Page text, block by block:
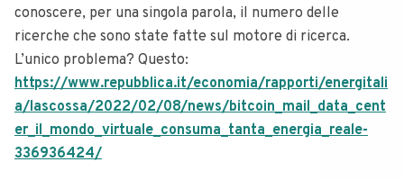
conoscere, per una singola parola, il numero delle
ricerche che sono state fatte sul motore di ricerca.
L’unico problema? Questo:
https://www.repubblica.it/economia/rapporti/energitali
a/lascossa/2022/02/08/news/bitcoin_mail_data_cent
er_il_mondo_virtuale_consuma_tanta_energia_reale-
336936424/